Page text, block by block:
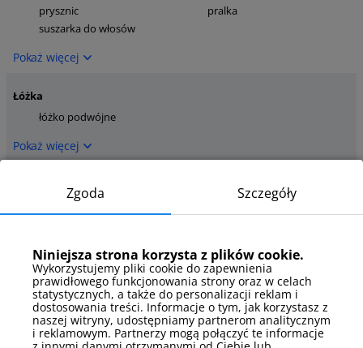
prysznic
pralka
suszarka do włosów
Pokaż więcej
Łóżka
łóżko podwójne
Pokaż więcej
Łóżka - szczegóły
rozkładana sofa
dwuosobowa łóżko małżeńskie
Pokaż więcej
Media
telewizor
internet
TV kablowa/satelitarna
Zgoda Szczegóły
Niniejsza strona korzysta z plików cookie.
Wykorzystujemy pliki cookie do zapewnienia
prawidłowego funkcjonowania strony oraz w celach
statystycznych, a także do personalizacji reklam i
dostosowania treści. Informacje o tym, jak korzystasz z
naszej witryny, udostępniamy partnerom analitycznym
i reklamowym. Partnerzy mogą połączyć te informacje